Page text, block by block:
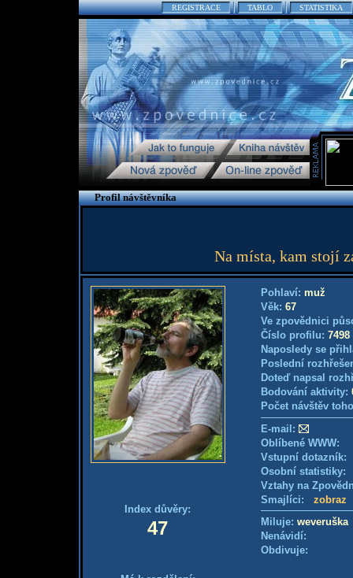
REGISTRACE TABLO STATISTIKA
Profil návštěvníka
Na místa, kam stojí
Index důvěry:
47
Pohlaví: muž
Věk: 67
Ve zpovědnici
Číslo profilu: 7498
Naposledy se
Poslední
Doteď napsal
Bodování aktivity:
Počet návštěv
E-mail:
Oblíbené WWW:
Vstupní
Osobní
Vztahy na
Smajlíci: zobraz
Miluje: weveruška
Nenávidí:
Obdivuje: